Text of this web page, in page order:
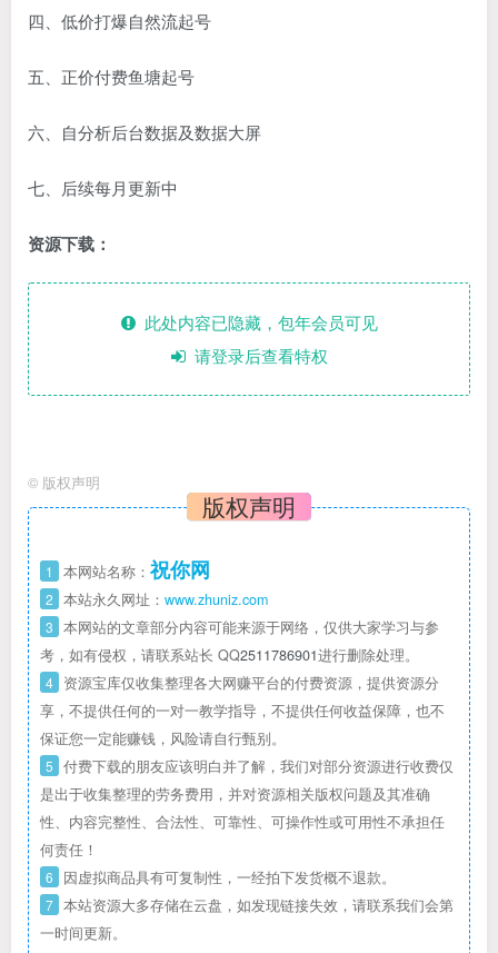
四、低价打爆自然流起号
五、正价付费鱼塘起号
六、自分析后台数据及数据大屏
七、后续每月更新中
资源下载：
此处内容已隐藏，包年会员可见
请登录后查看特权
© 版权声明
版权声明
1 本网站名称： 祝你网
2 本站永久网址： www.zhuniz.com
3 本网站的文章部分内容可能来源于网络，仅供大家学习与参
考，如有侵权，请联系站长 QQ2511786901进行删除处理。
4 资源宝库仅收集整理各大网赚平台的付费资源，提供资源分
享，不提供任何的一对一教学指导，不提供任何收益保障，也不
保证您一定能赚钱，风险请自行甄别。
5 付费下载的朋友应该明白并了解，我们对部分资源进行收费仅
是出于收集整理的劳务费用，并对资源相关版权问题及其准确
性、内容完整性、合法性、可靠性、可操作性或可用性不承担任
何责任！
6 因虚拟商品具有可复制性，一经拍下发货概不退款。
7 本站资源大多存储在云盘，如发现链接失效，请联系我们会第
一时间更新。